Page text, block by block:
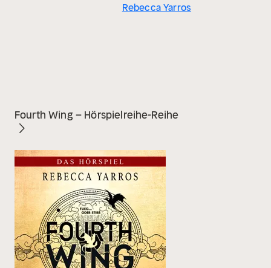
Rebecca Yarros
Fourth Wing – Hörspielreihe-Reihe